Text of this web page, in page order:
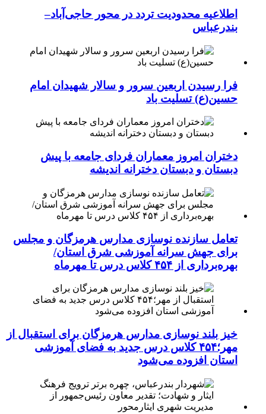
اطلاعیه محدودیت تردد در محور حاجی‌آباد–
بندرعباس
فرا رسیدن اربعین سرور و سالار شهیدان امام
حسین(ع) تسلیت باد
دختران امروز معماران فردای جامعه با پیش
دبستان و دبستان دخترانه اندیشه
تعامل سازنده نوسازی مدارس هرمزگان و مجلس
برای جهش سرانه آموزشی شرق استان/
بهره‌برداری از ۴۵۴ کلاس درس تا مهرماه
خیز بلند نوسازی مدارس هرمزگان برای استقبال از
مهر؛۴۵۴ کلاس درس جدید به فضای آموزشی
استان افزوده می‌شود